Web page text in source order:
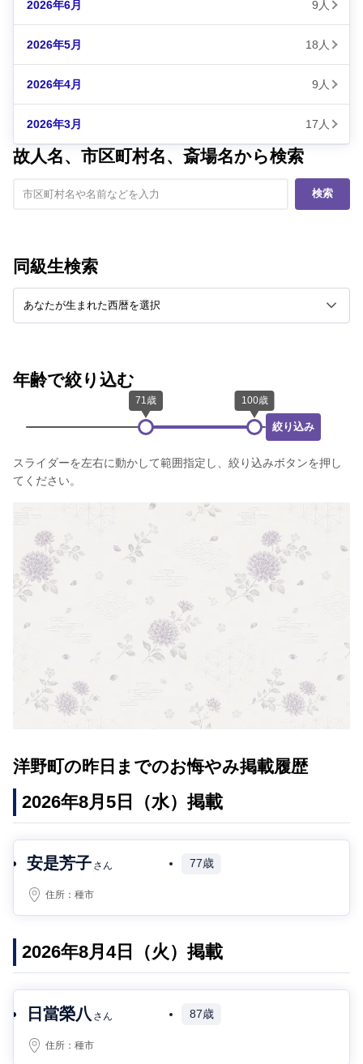
2026年6月 9人
2026年5月 18人
2026年4月 9人
2026年3月 17人
故人名、市区町村名、斎場名から検索
検索
同級生検索
年齢で絞り込む
絞り込み
スライダーを左右に動かして範囲指定し、絞り込みボタンを押し
てください。
洋野町の昨日までのお悔やみ掲載履歴
2026年8月5日（水）掲載
安是芳子 さん 77歳
住所：種市
2026年8月4日（火）掲載
日當榮八 さん 87歳
住所：種市